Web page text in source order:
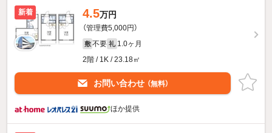
新着 4.5万円
（管理費5,000円）
敷 不要 礼 1.0ヶ月
2階 / 1K / 23.18㎡
お問い合わせ （無料）
ほか提供